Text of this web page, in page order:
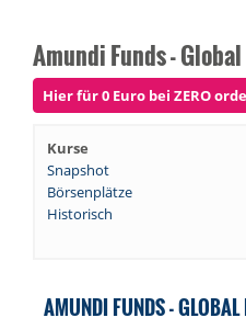
Amundi Funds -
Hier für 0 Euro bei ZERO
Kurse
Snapshot
Börsenplätze
Historisch
AMUNDI FUNDS -